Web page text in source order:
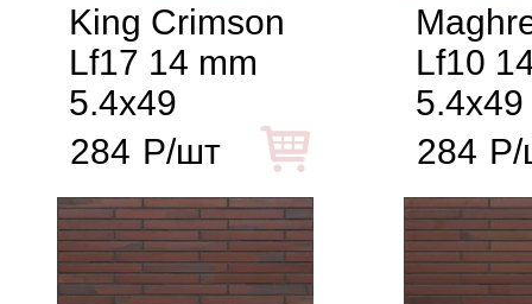
King Crimson
Lf17 14 mm
5.4x49
284 Р/шт
Lf10
5.4x49
284 Р/